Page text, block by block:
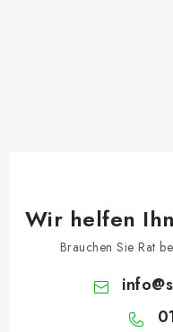
Wir helfen
Brauchen Sie Rat
info@